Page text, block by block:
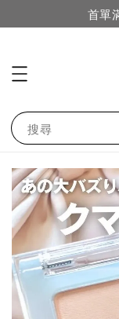
首單
搜尋